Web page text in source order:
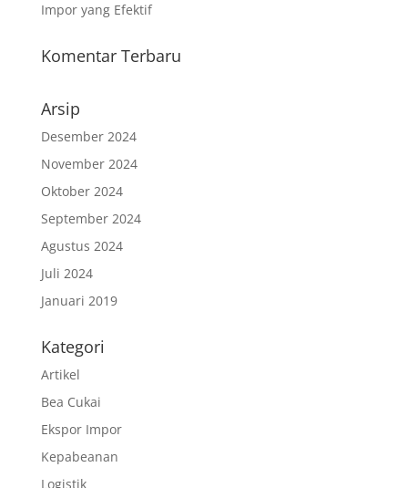
Impor yang Efektif
Komentar Terbaru
Arsip
Desember 2024
November 2024
Oktober 2024
September 2024
Agustus 2024
Juli 2024
Januari 2019
Kategori
Artikel
Bea Cukai
Ekspor Impor
Kepabeanan
Logistik